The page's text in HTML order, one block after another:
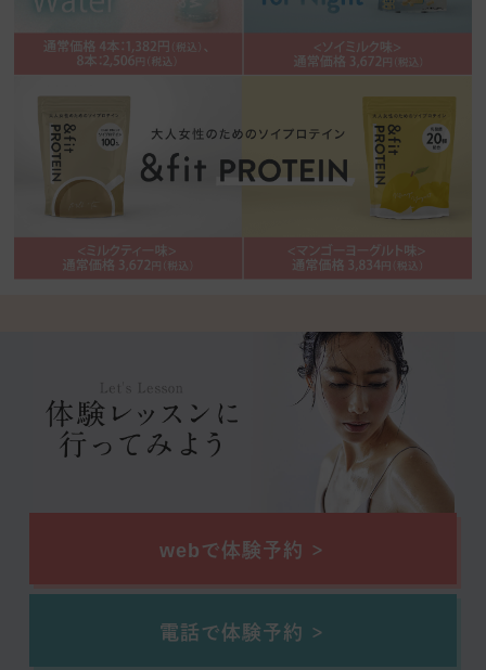
webで体験予約
電話で体験予約